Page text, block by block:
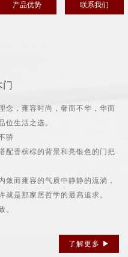
产品优势 联系我们
门
，雍容时尚，奢而不华，华而
位生活之选。
骄
香槟棕的背景和亮银色的门把
而雍容的气质中静静的流淌，
就是那家居哲学的最高追求。
了解更多 ▶